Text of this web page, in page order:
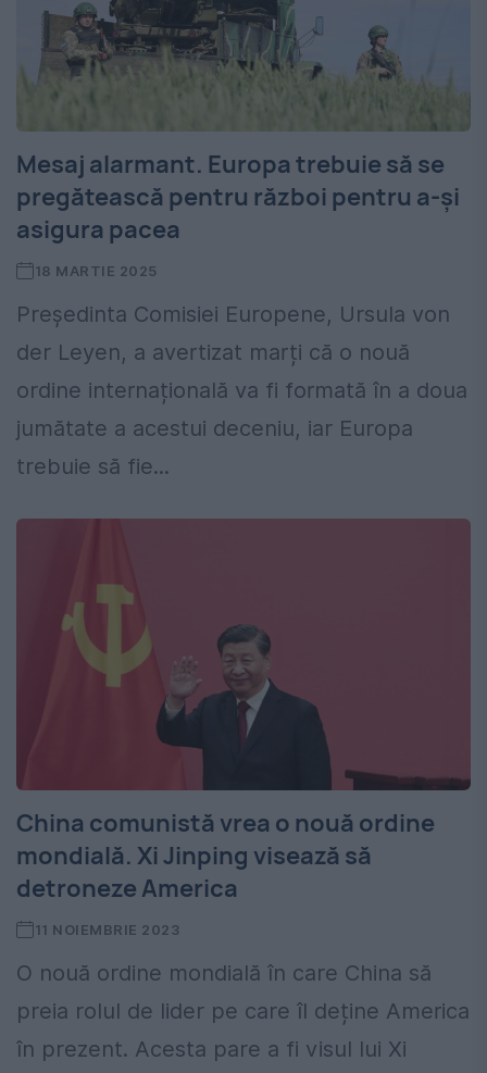
Mesaj alarmant. Europa trebuie să se
pregătească pentru război pentru a-și
asigura pacea
18 MARTIE 2025
Președinta Comisiei Europene, Ursula von
der Leyen, a avertizat marți că o nouă
ordine internațională va fi formată în a doua
jumătate a acestui deceniu, iar Europa
trebuie să fie...
China comunistă vrea o nouă ordine
mondială. Xi Jinping visează să
detroneze America
11 NOIEMBRIE 2023
O nouă ordine mondială în care China să
preia rolul de lider pe care îl deține America
în prezent. Acesta pare a fi visul lui Xi